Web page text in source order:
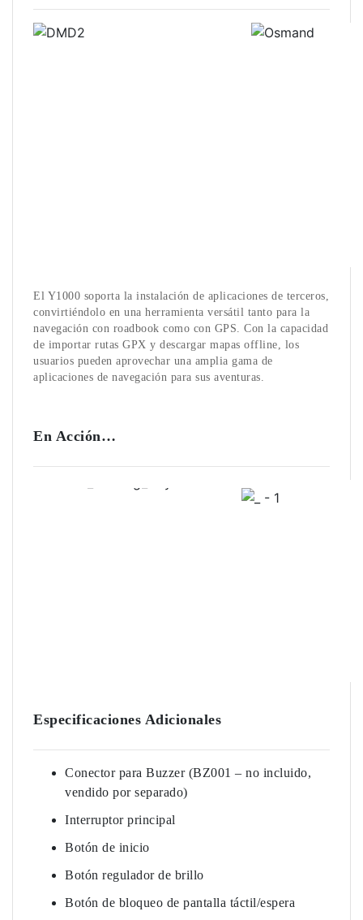
El Y1000 soporta la instalación de aplicaciones de terceros,
convirtiéndolo en una herramienta versátil tanto para la
navegación con roadbook como con GPS. Con la capacidad
de importar rutas GPX y descargar mapas offline, los
usuarios pueden aprovechar una amplia gama de
aplicaciones de navegación para sus aventuras.
En Acción…
Especificaciones Adicionales
Conector para Buzzer (BZ001 – no incluido,
vendido por separado)
Interruptor principal
Botón de inicio
Botón regulador de brillo
Botón de bloqueo de pantalla táctil/espera